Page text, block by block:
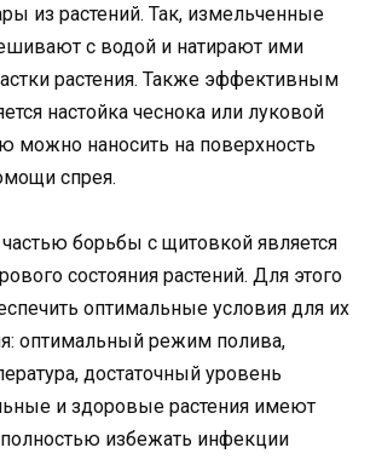
из растений. Так, измельченные
с водой и натирают ими
растения. Также эффективным
настойка чеснока или луковой
можно наносить на поверхность
спрея.
борьбы с щитовкой является
состояния растений. Для этого
оптимальные условия для их
оптимальный режим полива,
достаточный уровень
и здоровые растения имеют
избежать инфекции